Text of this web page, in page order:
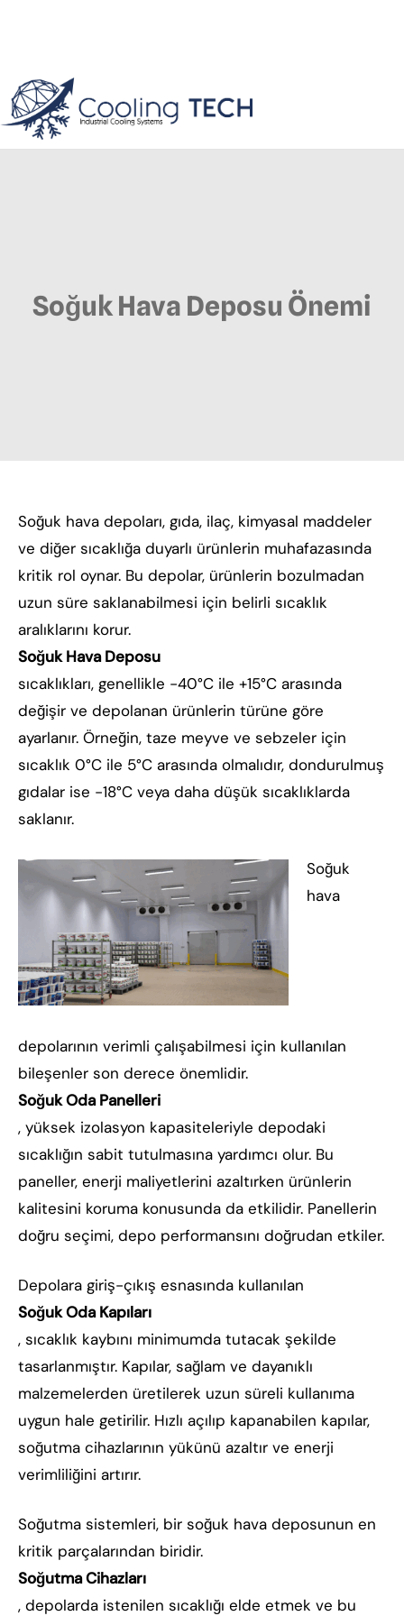
Soğuk Hava Deposu Önemi
Soğuk hava depoları, gıda, ilaç, kimyasal maddeler
ve diğer sıcaklığa duyarlı ürünlerin muhafazasında
kritik rol oynar. Bu depolar, ürünlerin bozulmadan
uzun süre saklanabilmesi için belirli sıcaklık
aralıklarını korur.
Soğuk Hava Deposu
sıcaklıkları, genellikle -40°C ile +15°C arasında
değişir ve depolanan ürünlerin türüne göre
ayarlanır. Örneğin, taze meyve ve sebzeler için
sıcaklık 0°C ile 5°C arasında olmalıdır, dondurulmuş
gıdalar ise -18°C veya daha düşük sıcaklıklarda
saklanır.
Soğuk
hava
depolarının verimli çalışabilmesi için kullanılan
bileşenler son derece önemlidir.
Soğuk Oda Panelleri
, yüksek izolasyon kapasiteleriyle depodaki
sıcaklığın sabit tutulmasına yardımcı olur. Bu
paneller, enerji maliyetlerini azaltırken ürünlerin
kalitesini koruma konusunda da etkilidir. Panellerin
doğru seçimi, depo performansını doğrudan etkiler.
Depolara giriş-çıkış esnasında kullanılan
Soğuk Oda Kapıları
, sıcaklık kaybını minimumda tutacak şekilde
tasarlanmıştır. Kapılar, sağlam ve dayanıklı
malzemelerden üretilerek uzun süreli kullanıma
uygun hale getirilir. Hızlı açılıp kapanabilen kapılar,
soğutma cihazlarının yükünü azaltır ve enerji
verimliliğini artırır.
Soğutma sistemleri, bir soğuk hava deposunun en
kritik parçalarından biridir.
Soğutma Cihazları
, depolarda istenilen sıcaklığı elde etmek ve bu